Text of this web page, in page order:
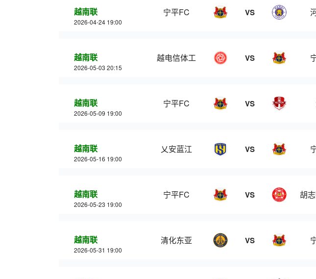
越南联
2026-04-24 19:00
宁平FC VS
越南联
2026-05-03 20:15
越电信体工 VS
越南联
2026-05-09 19:00
宁平FC VS
越南联
2026-05-16 19:00
乂安蓝江 VS
越南联
2026-05-23 19:00
宁平FC VS 胡
越南联
2026-05-31 19:00
清化东亚 VS